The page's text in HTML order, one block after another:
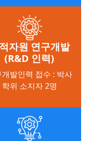
자원 연구개발
(R&D 인력)
개발인력 접수 : 박사
학위 소지자 2명